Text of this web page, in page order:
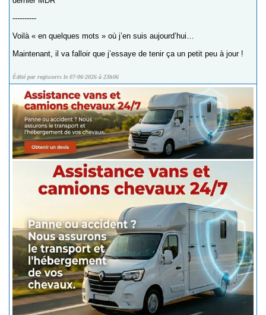
----------
Voilà « en quelques mots » où j’en suis aujourd’hui…
Maintenant, il va falloir que j’essaye de tenir ça un petit peu à jour !
Édité par regiscorrs le 07-06-2026 à 23h06